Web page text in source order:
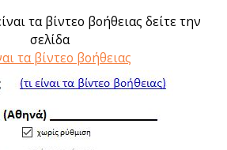
τα βίντεο βοήθειας δείτε την
σελίδα
τα βίντεο βοήθειας